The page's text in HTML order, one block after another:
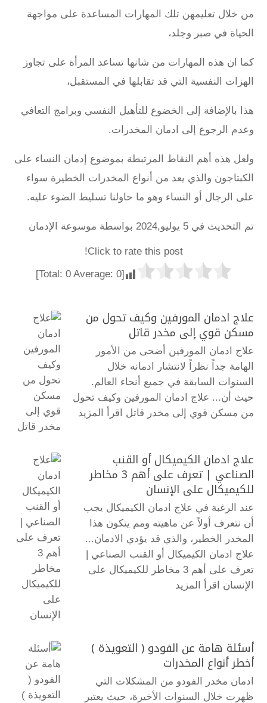
من خلال تعليمهن تلك المهارات المساعدة على مواجهة
الحياة في صبر وجلد،
كما ان هذه المهارات من شانها تساعد المرأة على تجاوز
الهزات النفسية التي قد تقابلها في المستقبل،
هذا بالإضافة إلى الخضوع للتأهيل النفسي وبرامج التعافي
وعدم الرجوع إلى ادمان المخدرات.
ولعل هذه أهم النقاط المرتبطة بموضوع إدمان النساء على
الكبتاجون والذي يعد من أنواع المخدرات الخطيرة سواء
على الرجال أو النساء وهو ما حاولنا تسليط الضوء عليه.
تم التحديث في 5 يوليو,2024 بواسطة موسوعة الإدمان
Click to rate this post!
[Total:
0Average: 0
]
علاج ادمان المورفين وكيف تحول من
مسكن قوي إلى مخدر قاتل
علاج ادمان المورفين أضحى من الأمور
الهامة جداً نظراً لانتشار ادمانه خلال
السنوات السابقة في جميع أنحاء العالم.
حيث أن... علاج ادمان المورفين وكيف تحول
من مسكن قوي إلى مخدر قاتل
اقرأ المزيد
علاج ادمان الكيميكال أو القنب
الصناعي | تعرف على أهم 3 مخاطر
للكيميكال على الإنسان
عند الرغبة في علاج ادمان الكيميكال يجب
أن نتعرف أولاً عن ماهيته ومم يتكون هذا
المخدر الخطير، والذي قد يؤدي الادمان...
علاج ادمان الكيميكال أو القنب الصناعي |
تعرف على أهم 3 مخاطر للكيميكال على
الإنسان
اقرأ المزيد
أسئلة هامة عن الفودو ( التعويذة )
أخطر أنواع المخدرات
ادمان مخدر الفودو من المشكلات التي
ظهرت خلال السنوات الأخيرة، حيث يعتبر